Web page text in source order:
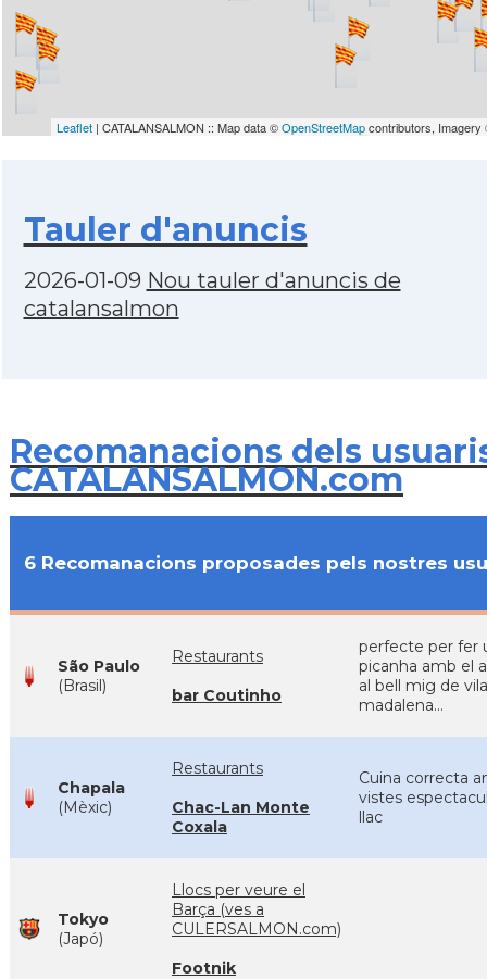
Leaflet | CATALANSALMON :: Map data ©OpenStreetMapcontributors,
Tauler d'anuncis
2026-01-09 Nou tauler d'anuncis de
catalansalmon
Recomanacions dels
CATALANSALMON.com
6 Recomanacions proposades pels nostres
São Paulo
(Brasil)
Restaurants
bar Coutinho
perfecte per fer
picanha amb el
al bell mig de vila
madalena...
Chapala
(Mèxic)
Restaurants
Chac-Lan Monte
Coxala
Cuina correcta
vistes
llac
Tokyo
(Japó)
Llocs per veure el
Barça (ves a
CULERSALMON.com)
Footnik